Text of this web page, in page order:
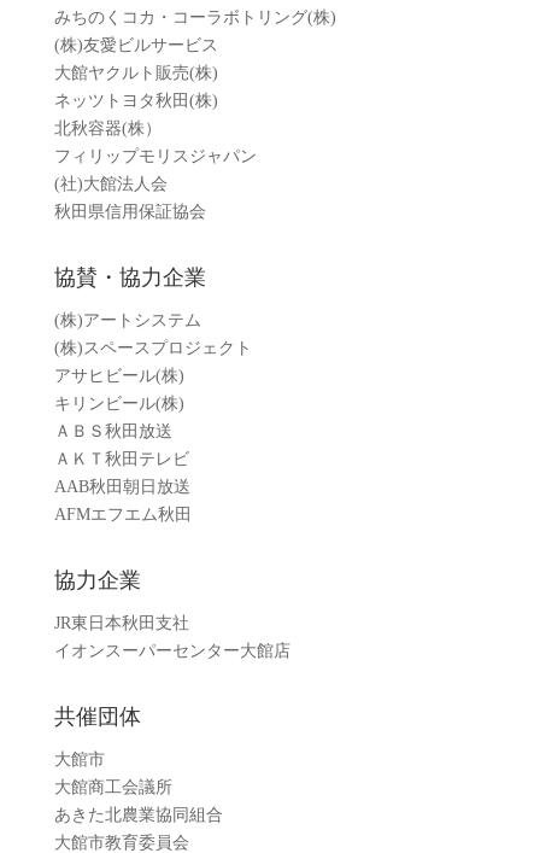
みちのくコカ・コーラボトリング(株)
(株)友愛ビルサービス
大館ヤクルト販売(株)
ネッツトヨタ秋田(株)
北秋容器(株）
フィリップモリスジャパン
(社)大館法人会
秋田県信用保証協会
協賛・協力企業
(株)アートシステム
(株)スペースプロジェクト
アサヒビール(株)
キリンビール(株)
ＡＢＳ秋田放送
ＡＫＴ秋田テレビ
AAB秋田朝日放送
AFMエフエム秋田
協力企業
JR東日本秋田支社
イオンスーパーセンター大館店
共催団体
大館市
大館商工会議所
あきた北農業協同組合
大館市教育委員会